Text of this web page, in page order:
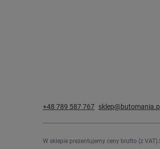
+48 789 587 767 sklep@butomania.pl
W sklepie prezentujemy ceny brutto (z VAT).